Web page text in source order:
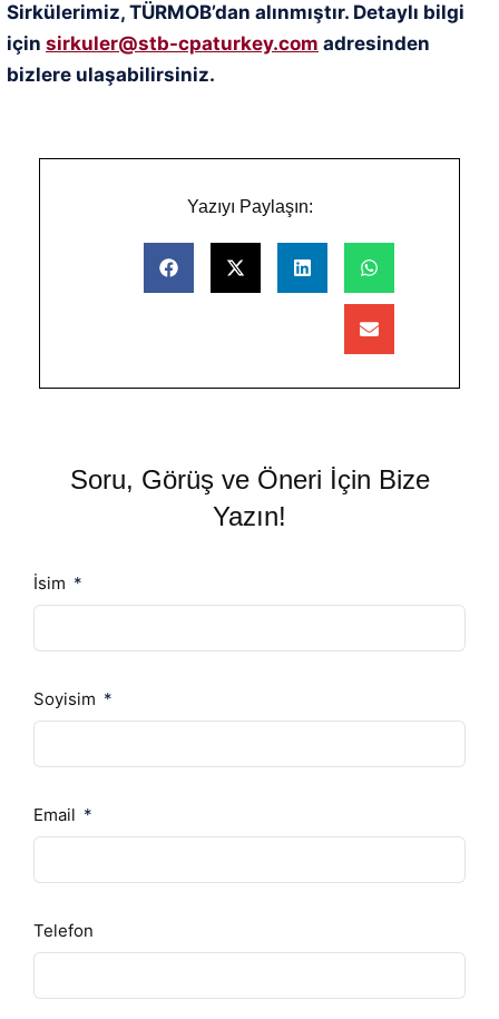
Sirkülerimiz, TÜRMOB’dan alınmıştır. Detaylı bilgi
için sirkuler@stb-cpaturkey.com adresinden
bizlere ulaşabilirsiniz.
Yazıyı Paylaşın:
Soru, Görüş ve Öneri İçin Bize
Yazın!
İsim
Soyisim
Email
Telefon